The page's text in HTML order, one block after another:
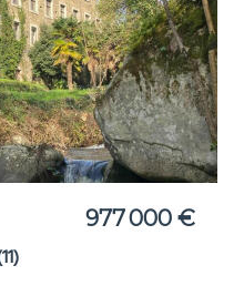
977 000 €